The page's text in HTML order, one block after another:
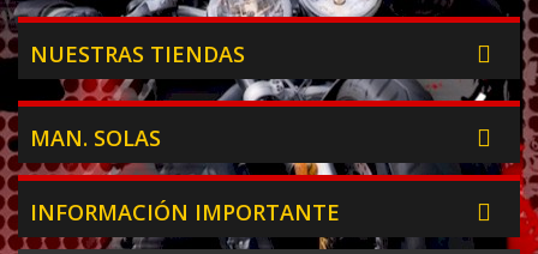
NUESTRAS TIENDAS
MAN. SOLAS
INFORMACIÓN IMPORTANTE